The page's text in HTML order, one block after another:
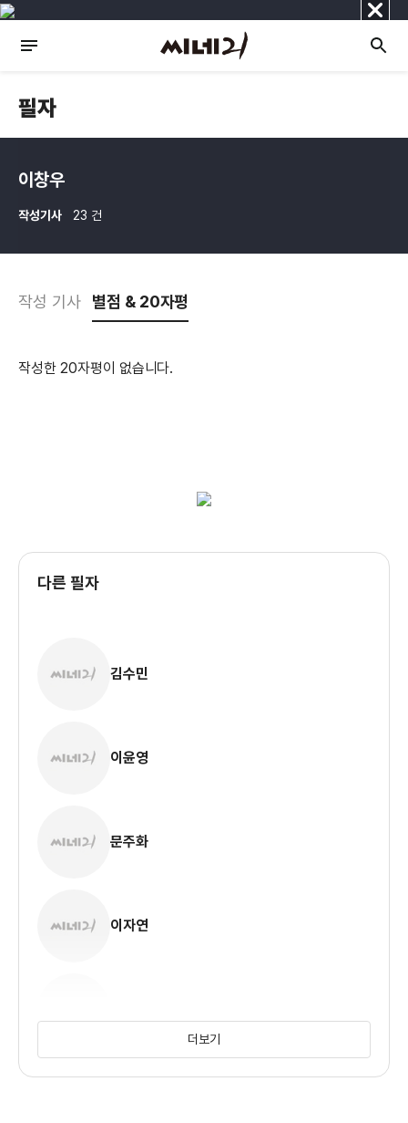
닫
기
필자
이창우
작성기사 23 건
작성 기사 별점 & 20자평
작성한 20자평이 없습니다.
다른 필자
김수민
이윤영
문주화
이자연
더보기